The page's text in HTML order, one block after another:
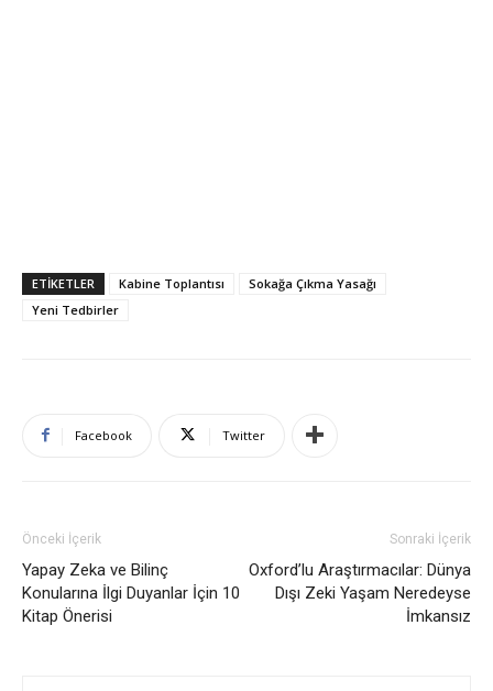
ETIKETLER Kabine Toplantısı
Sokağa Çıkma Yasağı
Yeni Tedbirler
Facebook Twitter
Önceki İçerik
Yapay Zeka ve Bilinç
Konularına İlgi Duyanlar İçin 10
Kitap Önerisi
Sonraki İçerik
Oxford’lu Araştırmacılar: Dünya
Dışı Zeki Yaşam Neredeyse
İmkansız